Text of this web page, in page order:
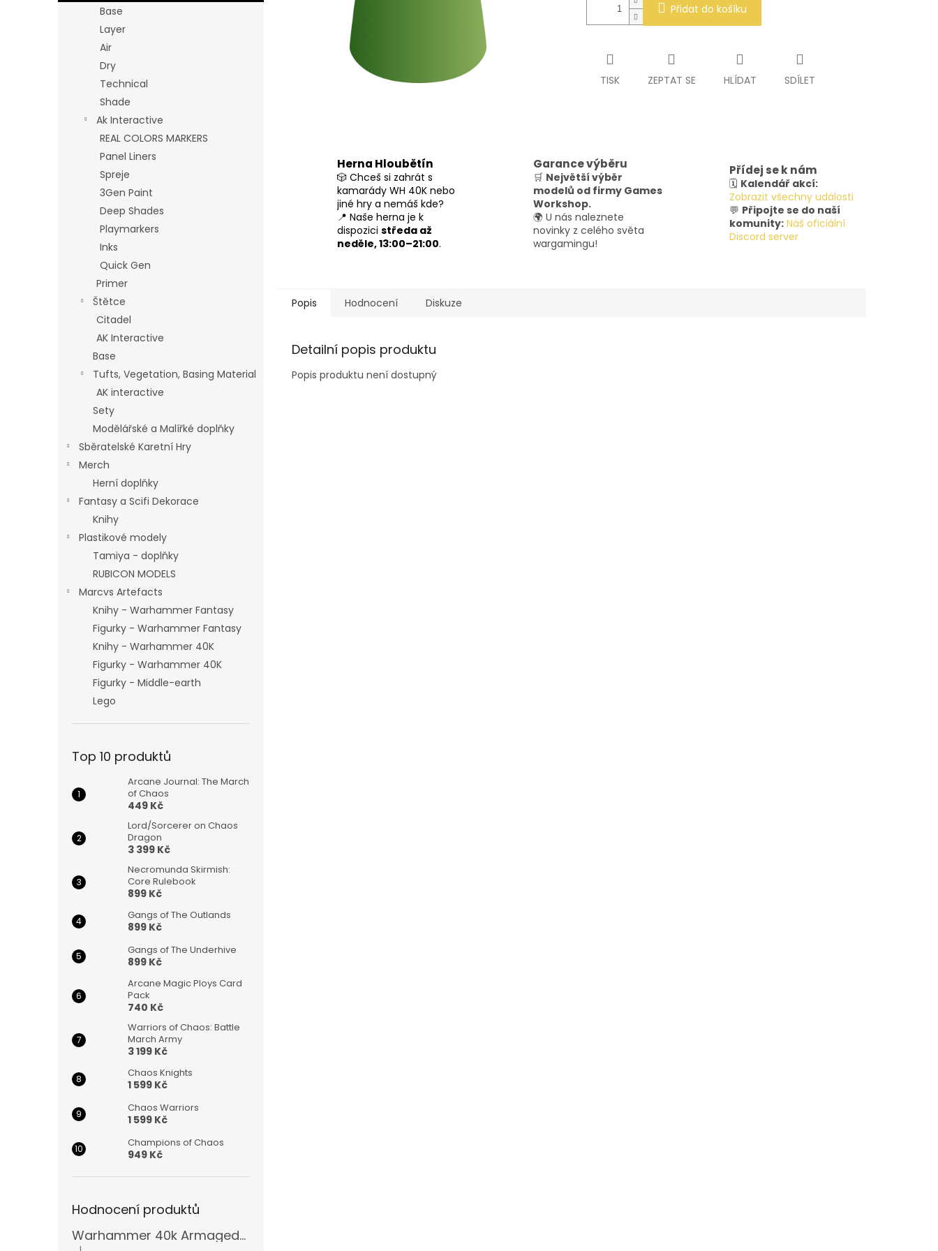
Base
Layer
Air
Dry
Technical
Shade
Ak Interactive
REAL COLORS MARKERS
Panel Liners
Spreje
3Gen Paint
Deep Shades
Playmarkers
Inks
Quick Gen
Primer
Štětce
Citadel
AK Interactive
Base
Tufts, Vegetation, Basing Material
AK interactive
Sety
Modělářské a Malířké doplňky
Sběratelské Karetní Hry
Merch
Herní doplňky
Fantasy a Scifi Dekorace
Knihy
Plastikové modely
Tamiya - doplňky
RUBICON MODELS
Marcvs Artefacts
Knihy - Warhammer Fantasy
Figurky - Warhammer Fantasy
Knihy - Warhammer 40K
Figurky - Warhammer 40K
Figurky - Middle-earth
Lego
Top 10 produktů
Arcane Journal: The March
of Chaos
449 Kč
Lord/Sorcerer on Chaos
Dragon
3 399 Kč
Necromunda Skirmish:
Core Rulebook
899 Kč
Gangs of The Outlands
899 Kč
Gangs of The Underhive
899 Kč
Arcane Magic Ploys Card
Pack
740 Kč
Warriors of Chaos: Battle
March Army
3 199 Kč
Chaos Knights
1 599 Kč
Chaos Warriors
1 599 Kč
Champions of Chaos
949 Kč
Hodnocení produktů
Warhammer 40k Armageddon Orks (Bazar)
Přidat do košíku
TISK ZEPTAT SE HLÍDAT SDÍLET
Herna Hloubětín
🎲 Chceš si zahrát s
kamarády WH 40K nebo
jiné hry a nemáš kde?
📍 Naše herna je k
dispozici středa až
neděle, 13:00–21:00.
Garance výběru
🛒 Největší výběr
modelů od firmy Games
Workshop.
🌍 U nás naleznete
novinky z celého světa
wargamingu!
Přídej se k nám
🗓️ Kalendář akcí:
Zobrazit všechny události
💬 Připojte se do naší
komunity: Náš oficiální
Discord server
Popis Hodnocení Diskuze
Detailní popis produktu
Popis produktu není dostupný